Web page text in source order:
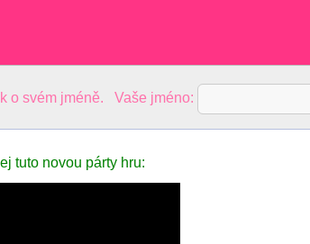
o svém jméně. Vaše jméno:
tuto novou párty hru: